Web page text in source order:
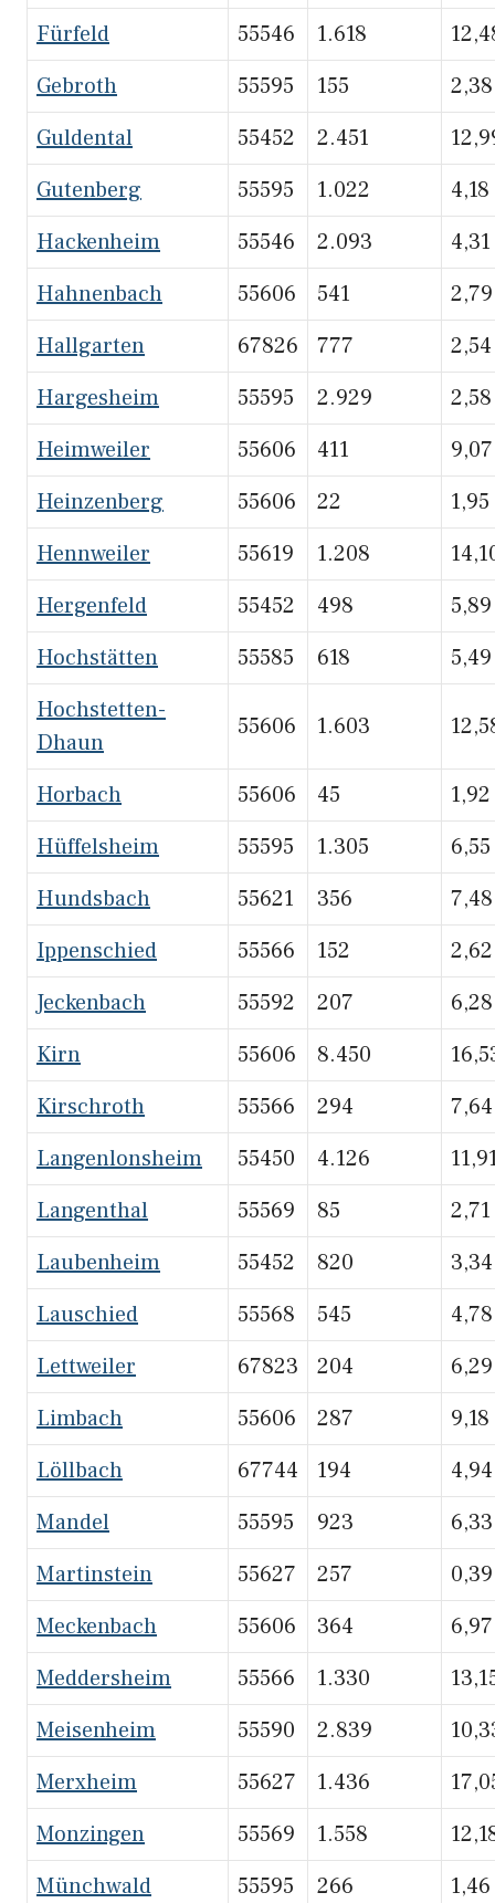
Fürfeld
55546 1.618
Gebroth
55595 155
2,38
Guldental
55452 2.451
Gutenberg
55595 1.022
4,18
Hackenheim
55546 2.093
4,31
Hahnenbach
55606 541
2,79
Hallgarten
67826 777
2,54
Hargesheim
55595 2.929
2,58
Heimweiler
55606 411
9,07
Heinzenberg
55606 22
1,95
Hennweiler
55619 1.208
Hergenfeld
55452 498
5,89
Hochstätten
55585 618
5,49
Hochstetten-
Dhaun
55606 1.603
Horbach 55606 45
1,92
Hüffelsheim
55595 1.305
6,55
Hundsbach
55621 356
7,48
Ippenschied
55566 152
2,62
Jeckenbach
55592 207
6,28
Kirn
55606 8.450
Kirschroth
55566 294
7,64
Langenlonsheim
55450 4.126
Langenthal
55569 85
2,71
Laubenheim
55452 820
3,34
Lauschied
55568 545
4,78
Lettweiler
67823 204
6,29
Limbach
55606 287
9,18
Löllbach
67744 194
4,94
Mandel
55595 923
6,33
Martinstein
55627 257
0,39
Meckenbach
55606 364
6,97
Meddersheim
55566 1.330
Meisenheim
55590 2.839
Merxheim
55627 1.436
Monzingen
55569 1.558
Münchwald
55595 266 1,46